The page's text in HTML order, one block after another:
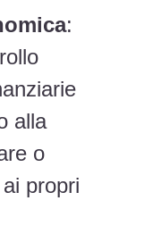
:
alla
o
propri